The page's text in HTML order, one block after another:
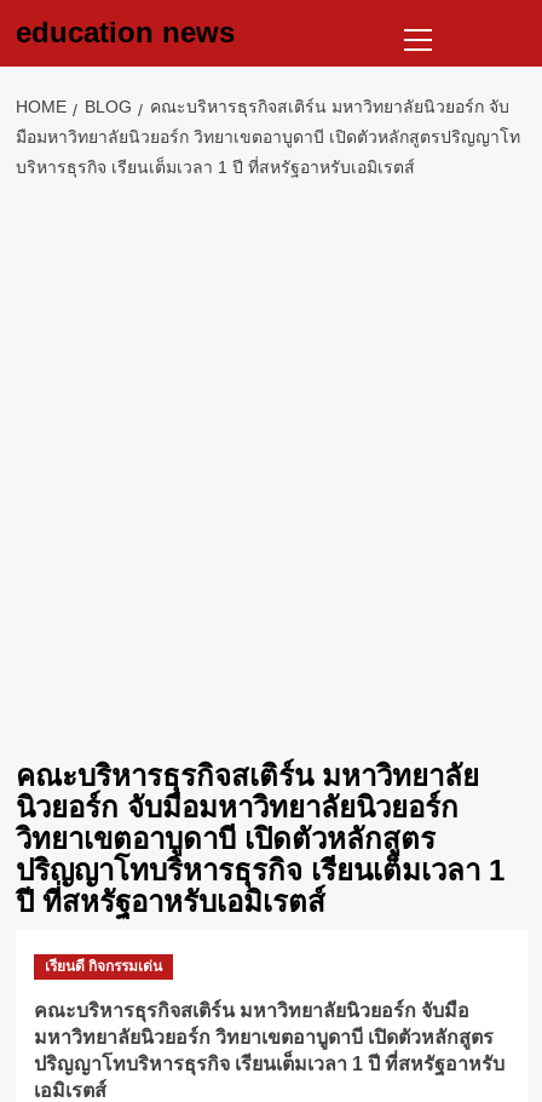
education news
Menu
HOME BLOG
คณะบริหารธุรกิจสเติร์น มหาวิทยาลัยนิวยอร์ก จับ
มือมหาวิทยาลัยนิวยอร์ก วิทยาเขตอาบูดาบี เปิดตัวหลักสูตรปริญญาโท
บริหารธุรกิจ เรียนเต็มเวลา 1 ปี ที่สหรัฐอาหรับเอมิเรตส์
คณะบริหารธุรกิจสเติร์น มหาวิทยาลัย
นิวยอร์ก จับมือมหาวิทยาลัยนิวยอร์ก
วิทยาเขตอาบูดาบี เปิดตัวหลักสูตร
ปริญญาโทบริหารธุรกิจ เรียนเต็มเวลา 1
ปี ที่สหรัฐอาหรับเอมิเรตส์
เรียนดี กิจกรรมเด่น
คณะบริหารธุรกิจสเติร์น มหาวิทยาลัยนิวยอร์ก จับมือ
มหาวิทยาลัยนิวยอร์ก วิทยาเขตอาบูดาบี เปิดตัวหลักสูตร
ปริญญาโทบริหารธุรกิจ เรียนเต็มเวลา 1 ปี ที่สหรัฐอาหรับ
เอมิเรตส์